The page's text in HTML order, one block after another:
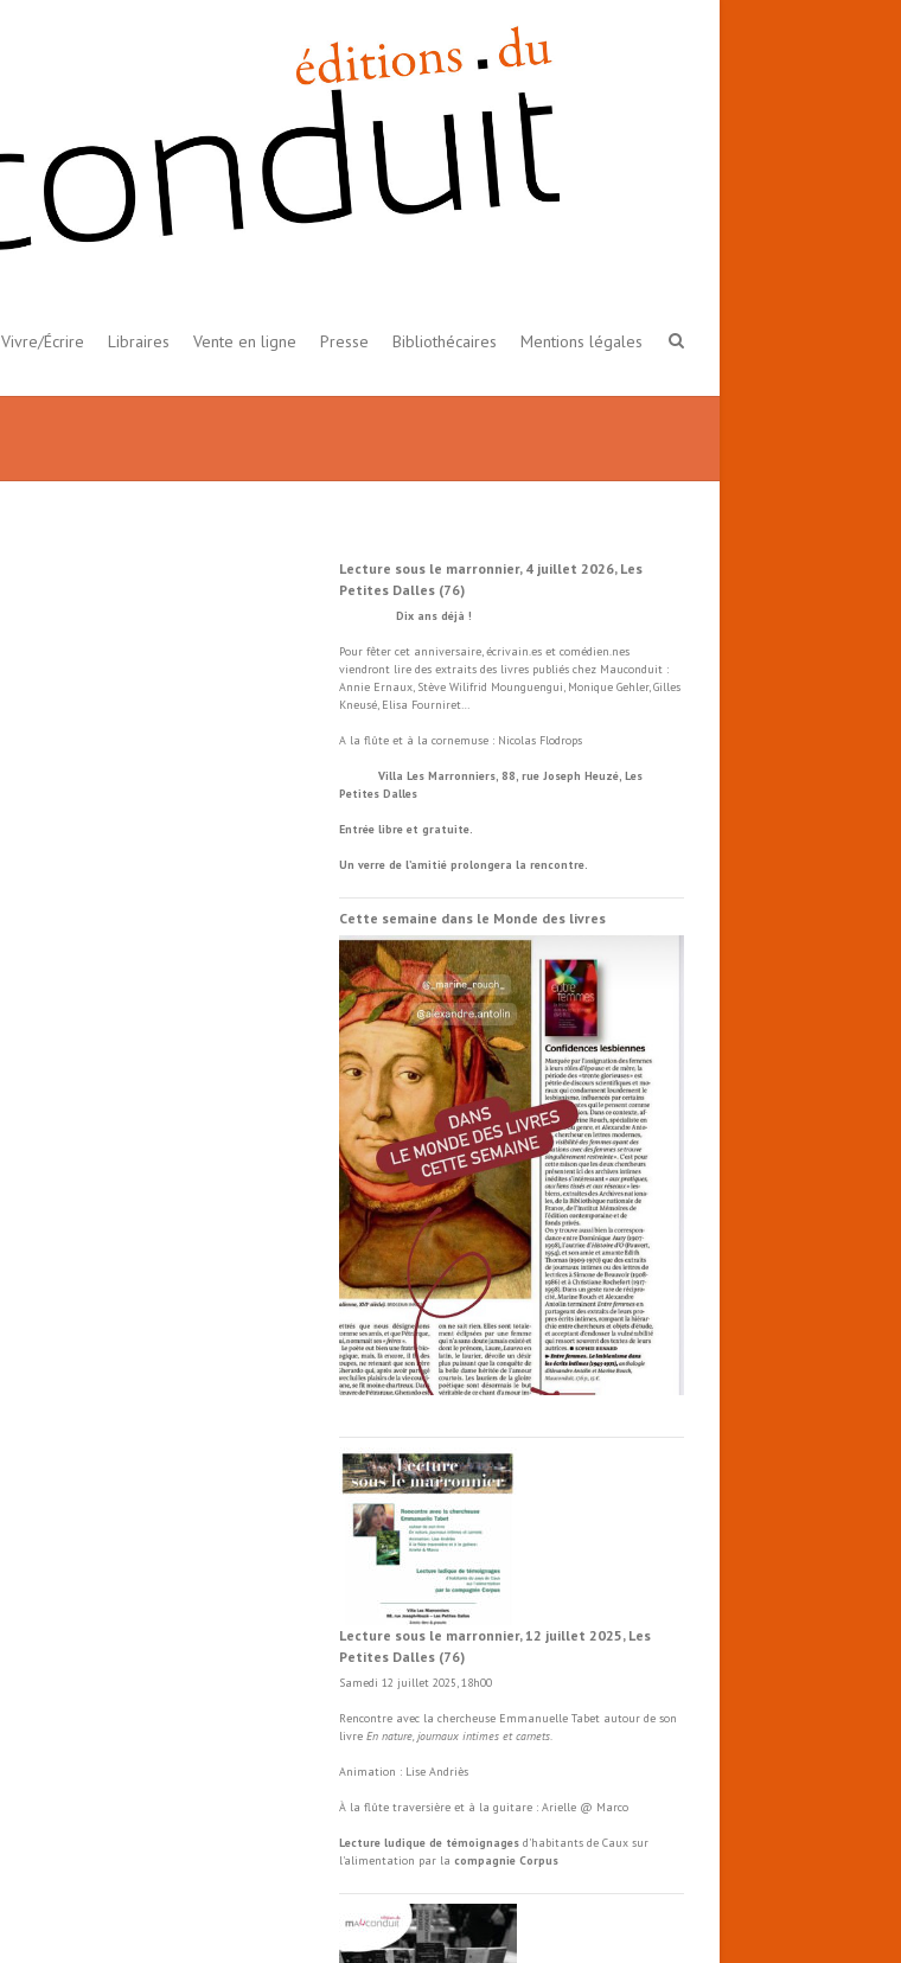
Vivre/Écrire Libraires Vente en ligne Presse Bibliothécaires Mentions légales
Lecture sous le marronnier, 4 juillet 2026, Les
Petites Dalles (76)
Dix ans déjà !
Pour fêter cet anniversaire, écrivain.es et comédien.nes
viendront lire des extraits des livres publiés chez Mauconduit :
Annie Ernaux, Stève Wilifrid Mounguengui, Monique Gehler, Gilles
Kneusé, Elisa Fourniret…
A la flûte et à la cornemuse : Nicolas Flodrops
Villa Les Marronniers, 88, rue Joseph Heuzé, Les
Petites Dalles
Entrée libre et gratuite.
Un verre de l’amitié prolongera la rencontre.
Cette semaine dans le Monde des livres
Lecture sous le marronnier, 12 juillet 2025, Les
Petites Dalles (76)
Samedi 12 juillet 2025, 18h00
Rencontre avec la chercheuse Emmanuelle Tabet autour de son
livreEn nature, journaux intimes et carnets.
Animation : Lise Andriès
À la flûte traversière et à la guitare : Arielle @ Marco
Lecture ludique de témoignages d'habitants de Caux sur
l'alimentation par lacompagnie Corpus